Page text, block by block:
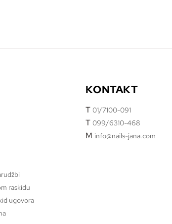
raskidu
ugovora
KONTAKT
T 01/7100-091
T 099/6310-468
M info@nails-jana.com